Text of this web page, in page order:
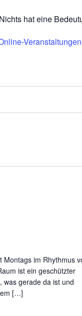
hat eine
Veranstaltungen
Montags im Rhythmus
ist ein geschützter
was gerade da ist und
[…]